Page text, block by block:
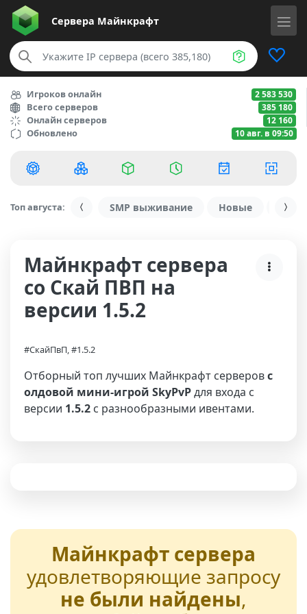
Сервера Майнкрафт
Игроков онлайн 2 583 530
Всего серверов 385 180
Онлайн серверов 12 160
Обновлено 10 авг. в 09:50
Топ августа: SMP выживание Новые С
Майнкрафт сервера
со Скай ПВП на
версии 1.5.2
#СкайПвП, #1.5.2
Отборный топ лучших Майнкрафт серверовс
олдовой мини-игрой SkyPvPдля входа с
версии 1.5.2 с разнообразными ивентами.
Майнкрафт сервера
удовлетворяющие запросу
не были найдены,